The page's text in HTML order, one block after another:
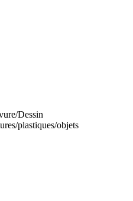
Dessin
plastiques/objets